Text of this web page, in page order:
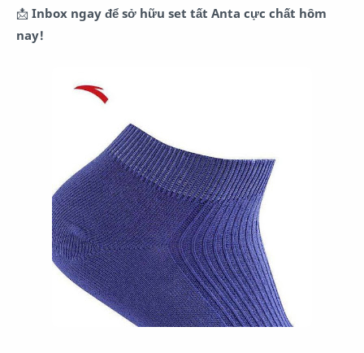
📩 Inbox ngay để sở hữu set tất Anta cực chất hôm
nay!